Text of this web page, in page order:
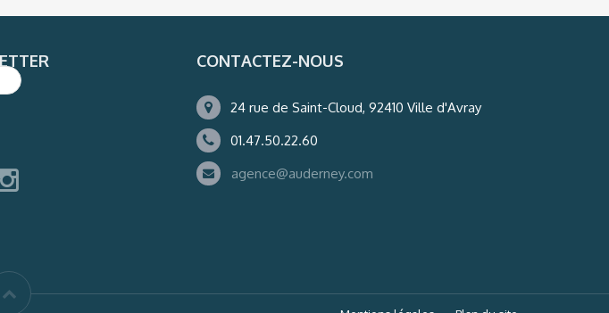
CONTACTEZ-NOUS
24 rue de Saint-Cloud, 92410 Ville d'Avray
01.47.50.22.60
agence@auderney.com